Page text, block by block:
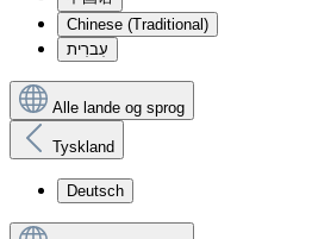
Chinese (Traditional)
עִברִית
Alle lande og sprog
Tyskland
Deutsch